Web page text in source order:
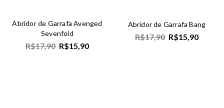
Abridor de Garrafa Avenged
Sevenfold
R$17,90 R$15,90
Abridor de Garrafa Bang
R$17,90 R$15,90